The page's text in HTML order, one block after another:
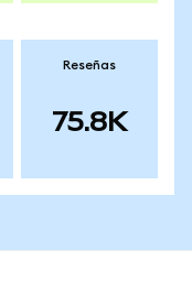
Reseñas
75.8K